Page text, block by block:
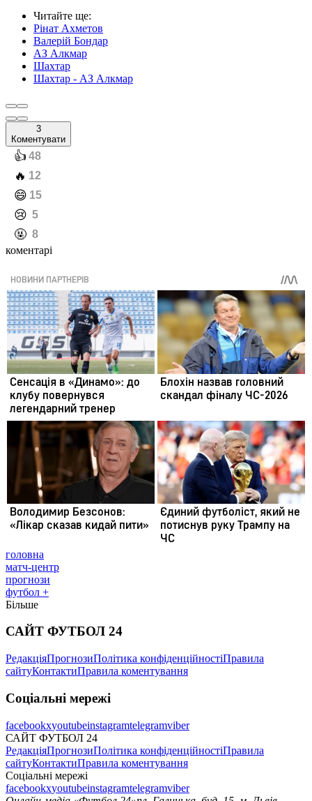
Читайте ще:
Рінат Ахметов
Валерій Бондар
АЗ Алкмар
Шахтар
Шахтар - АЗ Алкмар
3
Коментувати
️👍 48
️🔥 12
️😄 15
️😢 5
️🤬 8
коментарі
головна
матч-центр
прогнози
футбол +
Більше
САЙТ ФУТБОЛ 24
РедакціяПрогнозиПолітика конфіденційностіПравила
сайтуКонтактиПравила коментування
Соціальні мережі
facebookxyoutubeinstagramtelegramviber
САЙТ ФУТБОЛ 24
РедакціяПрогнозиПолітика конфіденційностіПравила
сайтуКонтактиПравила коментування
Соціальні мережі
facebookxyoutubeinstagramtelegramviber